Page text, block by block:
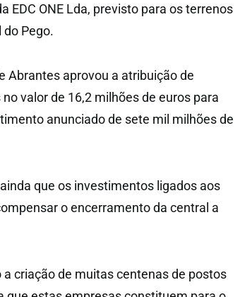
EDC ONE Lda, previsto para os terrenos
do Pego.
Abrantes aprovou a atribuição de
valor de 16,2 milhões de euros para
anunciado de sete mil milhões de
que os investimentos ligados aos
o encerramento da central a
criação de muitas centenas de postos